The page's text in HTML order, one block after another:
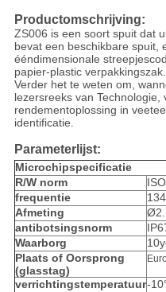
Productomschrijving:
ZS006 is een soort spuit dat
bevat een beschikbare spuit,
ééndimensionale
papier-plastic verpakkingszak.
Verder het te weten om,
lezersreeks van
rendementoplossing in
identificatie.
Parameterlijst:
Microchipspecificatie
R/W norm
frequentie
Afmeting
antibotsingsnorm
Waarborg
Plaats of Oorsprong
(glasstag)
verrichtingstemperatuur-